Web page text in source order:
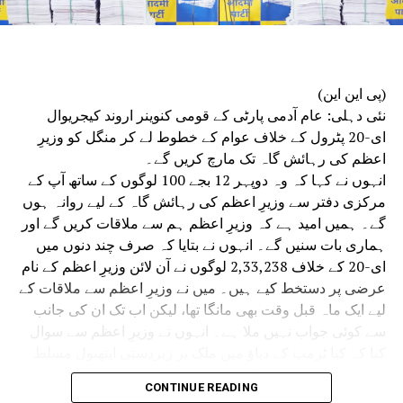
(پی این این)
نئی دہلی: عام آدمی پارٹی کے قومی کنوینر اروند کیجریوال
ای-20 پٹرول کے خلاف عوام کے خطوط لے کر منگل کو وزیرِ
اعظم کی رہائش گاہ تک مارچ کریں گے۔
انہوں نے کہا کہ وہ دوپہر 12 بجے 100 لوگوں کے ساتھ آپ کے
مرکزی دفتر سے وزیرِ اعظم کی رہائش گاہ کے لیے روانہ ہوں
گے۔ ہمیں امید ہے کہ وزیرِ اعظم ہم سے ملاقات کریں گے اور
ہماری بات سنیں گے۔ انہوں نے بتایا کہ صرف چند دنوں میں
ای-20 کے خلاف 2,33,238 لوگوں نے آن لائن وزیرِ اعظم کے نام
عرضی پر دستخط کیے ہیں۔ میں نے وزیرِ اعظم سے ملاقات کے
لیے ایک ماہ قبل وقت بھی مانگا تھا، لیکن اب تک ان کی جانب
سے کوئی جواب نہیں ملا ہے۔ انہوں نے وزیرِ اعظم سے سوال
کیا جا رہا ہے اور کیا اگلے پانچ سال میں 20 ارب ڈالر کا ایتھنول
خریدا جائے گا؟ پیر کو آپ کے مرکزی دفتر میں پریس کانفرنس
CONTINUE READING